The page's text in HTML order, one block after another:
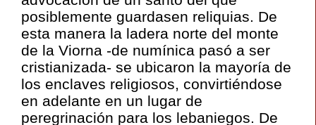
posiblemente guardasen reliquias. De
esta manera la ladera norte del monte
de la Viorna -de numínica pasó a ser
cristianizada- se ubicaron la mayoría de
los enclaves religiosos, convirtiéndose
en adelante en un lugar de
peregrinación para los lebaniegos. De